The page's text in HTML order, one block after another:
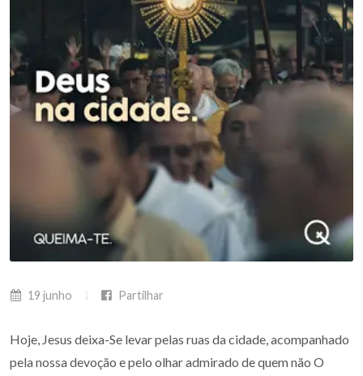
19 junho Partilhar
Hoje, Jesus deixa-Se levar pelas ruas da cidade, acompanhado
pela nossa devoção e pelo olhar admirado de quem não O